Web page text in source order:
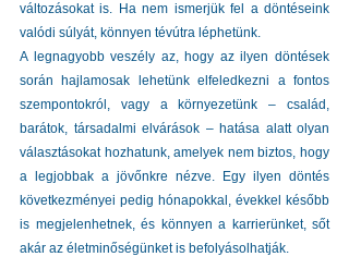
változásokat is. Ha nem ismerjük fel a döntéseink
valódi súlyát, könnyen tévútra léphetünk.
A legnagyobb veszély az, hogy az ilyen döntések
során hajlamosak lehetünk elfeledkezni a fontos
szempontokról, vagy a környezetünk – család,
barátok, társadalmi elvárások – hatása alatt olyan
választásokat hozhatunk, amelyek nem biztos, hogy
a legjobbak a jövőnkre nézve. Egy ilyen döntés
következményei pedig hónapokkal, évekkel később
is megjelenhetnek, és könnyen a karrierünket, sőt
akár az életminőségünket is befolyásolhatják.